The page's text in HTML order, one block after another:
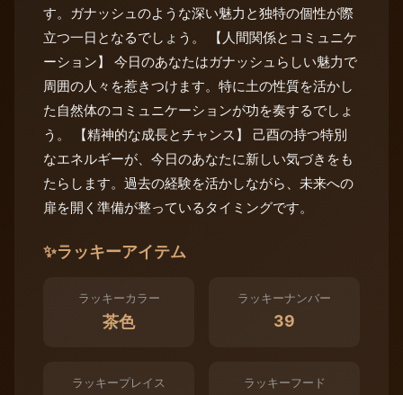
す。ガナッシュのような深い魅力と独特の個性が際
立つ一日となるでしょう。 【人間関係とコミュニケ
ーション】 今日のあなたはガナッシュらしい魅力で
周囲の人々を惹きつけます。特に土の性質を活かし
た自然体のコミュニケーションが功を奏するでしょ
う。 【精神的な成長とチャンス】 己酉の持つ特別
なエネルギーが、今日のあなたに新しい気づきをも
たらします。過去の経験を活かしながら、未来への
扉を開く準備が整っているタイミングです。
✨ラッキーアイテム
ラッキーカラー
茶色
ラッキーナンバー
39
ラッキープレイス ラッキーフード